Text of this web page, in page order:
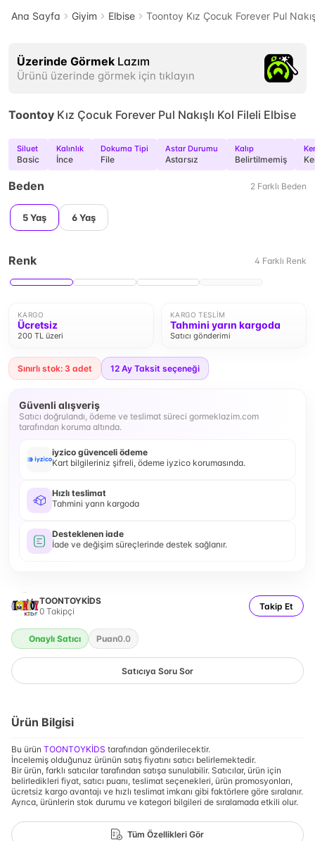
Ana Sayfa Giyim Elbise Toontoy Kız Çocuk Forever Pul
Üzerinde Görmek Lazım
Ürünü üzerinde görmek için tıklayın
Toontoy Kız Çocuk Forever Pul Nakışlı Kol Fileli Elbise
Siluet
Basic
Kalınlık
İnce
Dokuma Tipi
File
Astar Durumu
Astarsız
Kalıp
Belirtilmemiş
Beden 2 Farklı Beden
5 Yaş 6 Yaş
Renk 4 Farklı Renk
KARGO
Ücretsiz
200 TL üzeri
KARGO TESLIM
Tahmini yarın kargoda
Satıcı gönderimi
Sınırlı stok: 3 adet 12 Ay Taksit seçeneği
Güvenli alışveriş
Satıcı doğrulandı, ödeme ve teslimat süreci gormeklazim.com
tarafından koruma altında.
iyzico güvenceli ödeme
Kart bilgileriniz şifreli, ödeme iyzico korumasında.
Hızlı teslimat
Tahmini yarın kargoda
Desteklenen iade
İade ve değişim süreçlerinde destek sağlanır.
TOONTOYKİDS
0 Takipçi Takip Et
Onaylı Satıcı Puan0.0
Satıcıya Soru Sor
Ürün Bilgisi
Bu ürün TOONTOYKİDS tarafından gönderilecektir.
İncelemiş olduğunuz ürünün satış fiyatını satıcı belirlemektedir.
Bir ürün, farklı satıcılar tarafından satışa sunulabilir. Satıcılar, ürün için
belirledikleri fiyat, satıcı puanı, teslimat seçenekleri, ürün promosyonları,
ücretsiz kargo avantajı ve hızlı teslimat imkanı gibi faktörlere göre sıralanır.
Ayrıca, ürünlerin stok durumu ve kategori bilgileri de sıralamada etkili olur.
Tüm Özellikleri Gör